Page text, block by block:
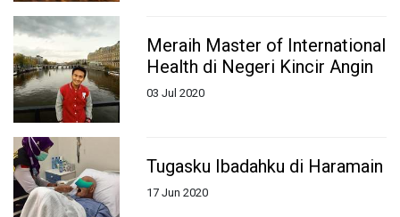
Meraih Master of International
Health di Negeri Kincir Angin
Tugasku Ibadahku di Haramain